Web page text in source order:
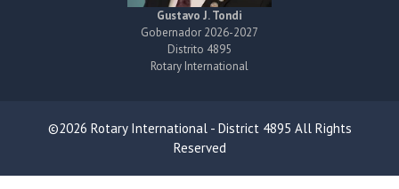
Gustavo J. Tondi
Gobernador 2026-2027
Distrito 4895
Rotary International
©2026 Rotary International - District 4895 All Rights
Reserved